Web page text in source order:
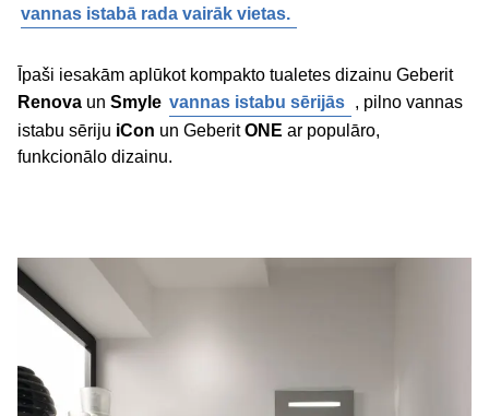
vannas istabā rada vairāk vietas.
Īpaši iesakām aplūkot kompakto tualetes dizainu Geberit
Renova un Smyle vannas istabu sērijās , pilno vannas
istabu sēriju iCon un GeberitONE ar populāro,
funkcionālo dizainu.